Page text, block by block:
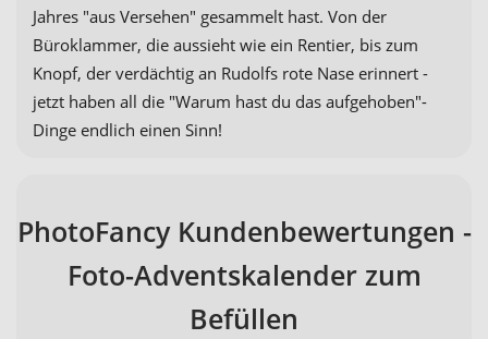
Jahres "aus Versehen" gesammelt hast. Von der
Büroklammer, die aussieht wie ein Rentier, bis zum
Knopf, der verdächtig an Rudolfs rote Nase erinnert -
jetzt haben all die "Warum hast du das aufgehoben"-
Dinge endlich einen Sinn!
PhotoFancy Kundenbewertungen -
Foto-Adventskalender zum
Befüllen